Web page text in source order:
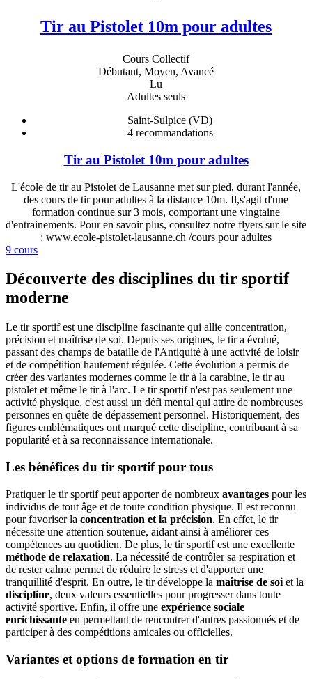
Tir au Pistolet 10m pour adultes
Cours Collectif
Débutant, Moyen, Avancé
Lu
Adultes seuls
Saint-Sulpice (VD)
4recommandations
Tir au Pistolet 10m pour adultes
L'école de tir au Pistolet de Lausanne met sur pied, durant l'année,
des cours de tir pour adultes à la distance 10m. Il,s'agit d'une
formation continue sur 3 mois, comportant une vingtaine
d'entrainements. Pour en savoir plus, consultez notre flyers sur le site
: www.ecole-pistolet-lausanne.ch /cours pour adultes
9 cours
Découverte des disciplines du tir sportif
moderne
Le tir sportif est une discipline fascinante qui allie concentration,
précision et maîtrise de soi. Depuis ses origines, le tir a évolué,
passant des champs de bataille de l'Antiquité à une activité de loisir
et de compétition hautement régulée. Cette évolution a permis de
créer des variantes modernes comme le tir à la carabine, le tir au
pistolet et même le tir à l'arc. Le tir sportif n'est pas seulement une
activité physique, c'est aussi un défi mental qui attire de nombreuses
personnes en quête de dépassement personnel. Historiquement, des
figures emblématiques ont marqué cette discipline, contribuant à sa
popularité et à sa reconnaissance internationale.
Les bénéfices du tir sportif pour tous
Pratiquer le tir sportif peut apporter de nombreux avantages pour les
individus de tout âge et de toute condition physique. Il est reconnu
pour favoriser la concentration et la précision. En effet, le tir
nécessite une attention soutenue, aidant ainsi à améliorer ces
compétences au quotidien. De plus, le tir sportif est une excellente
méthode de relaxation. La nécessité de contrôler sa respiration et
de rester calme permet de réduire le stress et d'apporter une
tranquillité d'esprit. En outre, le tir développe la maîtrise de soi et la
discipline, deux valeurs essentielles pour progresser dans toute
activité sportive. Enfin, il offre une expérience sociale
enrichissante en permettant de rencontrer d'autres passionnés et de
participer à des compétitions amicales ou officielles.
Variantes et options de formation en tir